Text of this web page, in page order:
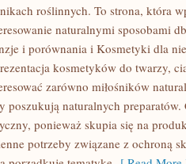
roślinnych. To strona, która
naturalnymi sposobami
i porównania i Kosmetyki dla
kosmetyków do twarzy,
zarówno miłośników
poszukują naturalnych preparatów.
ponieważ skupia się na
potrzeby związane z ochroną